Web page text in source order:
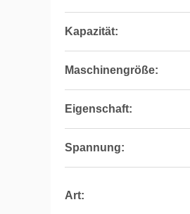
Kapazität:
Maschinengröße:
Eigenschaft:
Spannung:
Art: